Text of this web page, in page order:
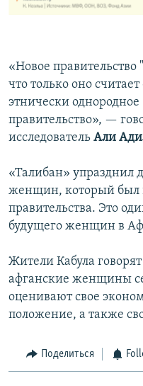
«Новое
что только оно
этнически
правительство», —
исследователь Али
«Талибан» упразднил
женщин, который был в
правительства. Это
будущего женщин в
Жители Кабула
афганские женщины
оценивают свое
положение, а также
Поделиться